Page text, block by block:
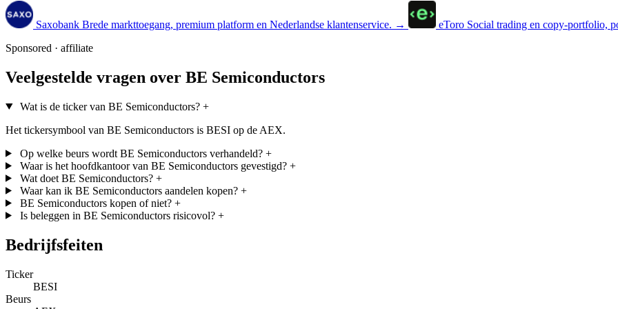
Saxobank Brede markttoegang, premium platform en Nederlandse klantenservice. → eToro Social trading en copy-portfolio,
Sponsored · affiliate
Veelgestelde vragen over BE Semiconductors
Wat is de ticker van BE Semiconductors? +
Het tickersymbool van BE Semiconductors is BESI op de AEX.
Op welke beurs wordt BE Semiconductors verhandeld? +
Waar is het hoofdkantoor van BE Semiconductors gevestigd? +
Wat doet BE Semiconductors? +
Waar kan ik BE Semiconductors aandelen kopen? +
BE Semiconductors kopen of niet? +
Is beleggen in BE Semiconductors risicovol? +
Bedrijfsfeiten
Ticker
BESI
Beurs